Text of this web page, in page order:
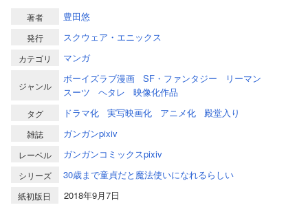
著者 豊田悠
発行 スクウェア・エニックス
カテゴリ マンガ
ジャンル
ボーイズラブ漫画 SF・ファンタジー
リーマン
スーツ
ヘタレ 映像化作品
タグ ドラマ化 実写映画化 アニメ化 殿堂入り
雑誌 ガンガンpixiv
レーベル ガンガンコミックスpixiv
シリーズ 30歳まで童貞だと魔法使いになれるらしい
紙初版日
2018年9月7日